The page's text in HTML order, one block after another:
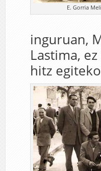
E. Gorria
inguruan,
Lastima,
hitz